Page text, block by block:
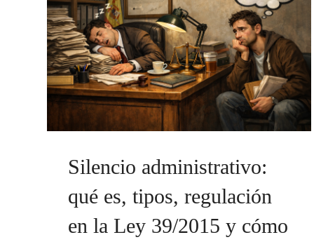
Silencio administrativo:
qué es, tipos, regulación
en la Ley 39/2015 y cómo